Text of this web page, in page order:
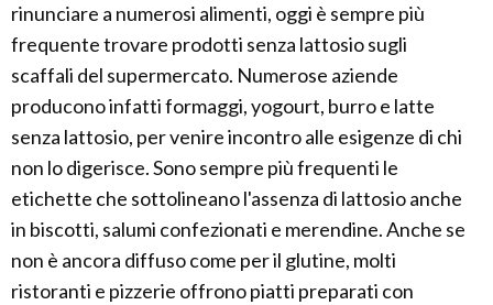
rinunciare a numerosi alimenti, oggi è sempre più
frequente trovare prodotti senza lattosio sugli
scaffali del supermercato. Numerose aziende
producono infatti formaggi, yogourt, burro e latte
senza lattosio, per venire incontro alle esigenze di chi
non lo digerisce. Sono sempre più frequenti le
etichette che sottolineano l'assenza di lattosio anche
in biscotti, salumi confezionati e merendine. Anche se
non è ancora diffuso come per il glutine, molti
ristoranti e pizzerie offrono piatti preparati con